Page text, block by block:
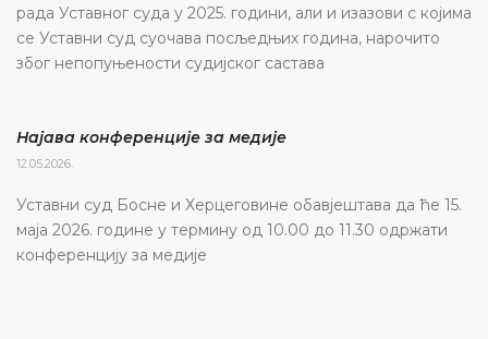
рада Уставног суда у 2025. години, али и изазови с којима
се Уставни суд суочава посљедњих година, нарочито
због непопуњености судијског састава
Најава конференције за медије
12.05.2026.
Уставни суд Босне и Херцеговине обавјештава да ће 15.
маја 2026. године у термину од 10.00 до 11.30 одржати
конференцију за медије